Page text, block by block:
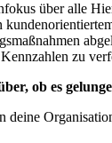
über alle
zu
ob es